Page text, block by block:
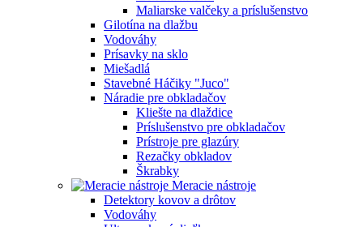
Maliarske valčeky a príslušenstvo
Gilotína na dlažbu
Vodováhy
Prísavky na sklo
Miešadlá
Stavebné Háčiky "Juco"
Náradie pre obkladačov
Kliešte na dlaždice
Príslušenstvo pre obkladačov
Prístroje pre glazúry
Rezačky obkladov
Škrabky
Meracie nástroje
Detektory kovov a drôtov
Vodováhy